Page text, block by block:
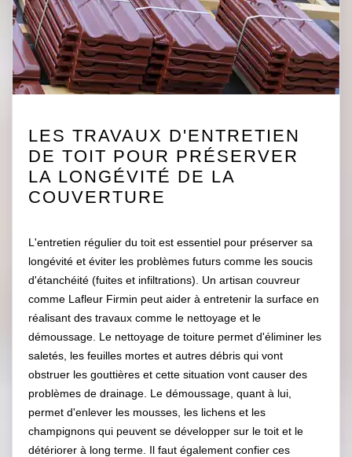
LES TRAVAUX D'ENTRETIEN
DE TOIT POUR PRÉSERVER
LA LONGÉVITÉ DE LA
COUVERTURE
L'entretien régulier du toit est essentiel pour préserver sa
longévité et éviter les problèmes futurs comme les soucis
d'étanchéité (fuites et infiltrations). Un artisan couvreur
comme Lafleur Firmin peut aider à entretenir la surface en
réalisant des travaux comme le nettoyage et le
démoussage. Le nettoyage de toiture permet d'éliminer les
saletés, les feuilles mortes et autres débris qui vont
obstruer les gouttières et cette situation vont causer des
problèmes de drainage. Le démoussage, quant à lui,
permet d'enlever les mousses, les lichens et les
champignons qui peuvent se développer sur le toit et le
détériorer à long terme. Il faut également confier ces